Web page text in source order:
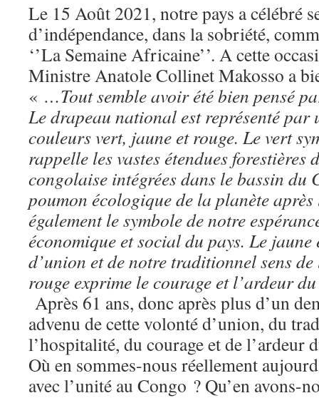
Le 15 Août 2021, notre pays a célébré
d’indépendance, dans la sobriété,
‘’La Semaine Africaine’’. A cette
Ministre Anatole Collinet Makosso a
« …Tout semble avoir été bien pensé
Le drapeau national est représenté par
couleurs vert, jaune et rouge. Le vert
rappelle les vastes étendues forestières
congolaise intégrées dans le bassin du
poumon écologique de la planète après
également le symbole de notre
économique et social du pays. Le
d’union et de notre traditionnel sens
rouge exprime le courage et l’ardeur
Après 61 ans, donc après plus d’un
advenu de cette volonté d’union, du
l’hospitalité, du courage et de l’ardeur
Où en sommes-nous réellement
avec l’unité au Congo ? Qu’en avons-